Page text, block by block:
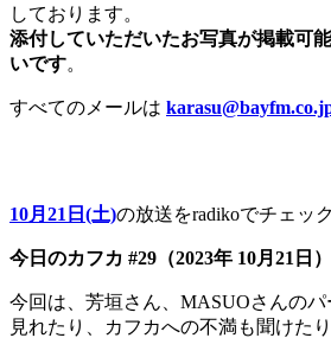
しております。
添付していただいたお写真が掲載可
いです。
すべてのメールは
10月21日(土)の放送をradikoでチェック
今日のカフカ #29（2023年 10月21日）
今回は、芳垣さん、MASUOさんの
見れたり、カフカへの不満も聞けたり